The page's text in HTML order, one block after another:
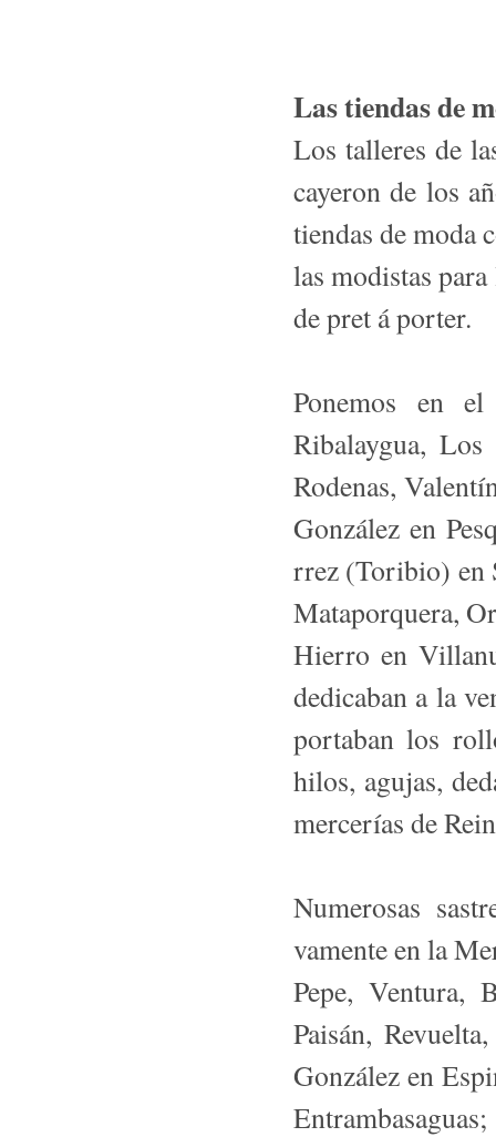
Las tiendas de
Los talleres de
cayeron de los
tien­das de moda
las modistas
de pret á porter.
Ponemos en
Ribalaygua, Los
Rode­nas,
González en
rrez (Toribio) en
Mataporquera,
Hierro en
dedicaban a la
portaban los
hilos, agujas,
mercerías de
Numerosas
vamente en la
Pepe, Ventura,
Paisán,
González en